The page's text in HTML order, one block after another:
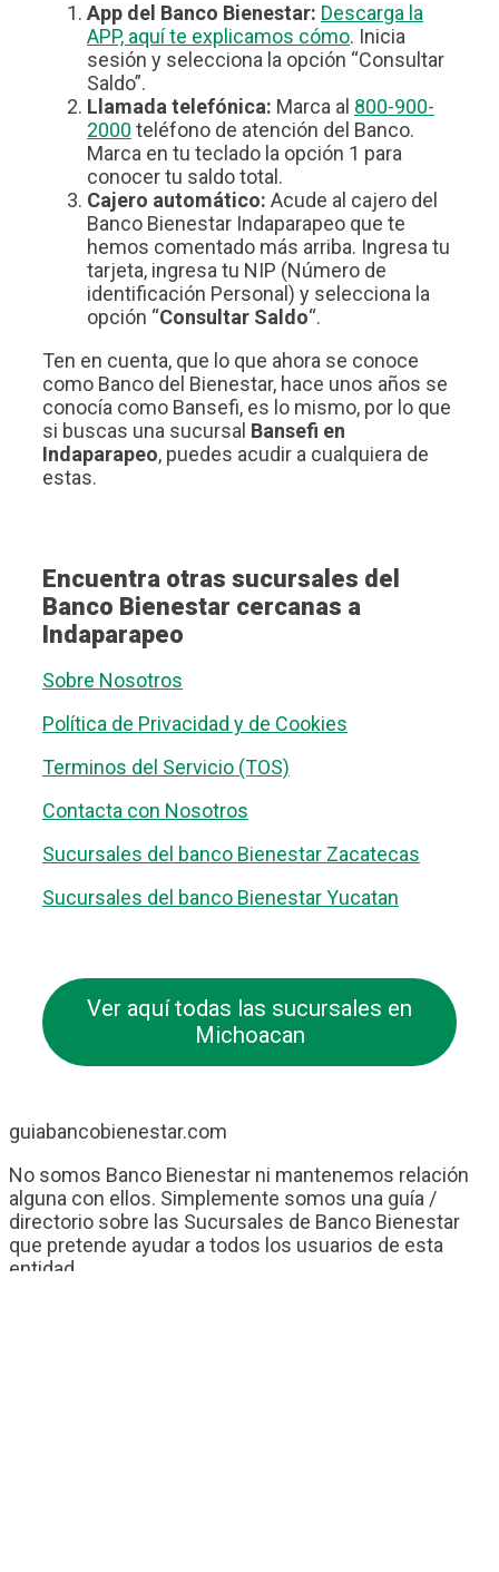
App del Banco Bienestar: Descarga la
APP, aquí te explicamos cómo. Inicia
sesión y selecciona la opción “Consultar
Saldo”.
Llamada telefónica: Marca al 800-900-
2000 teléfono de atención del Banco.
Marca en tu teclado la opción 1 para
conocer tu saldo total.
Cajero automático: Acude al cajero del
Banco Bienestar Indaparapeo que te
hemos comentado más arriba. Ingresa tu
tarjeta, ingresa tu NIP (Número de
identificación Personal) y selecciona la
opción “Consultar Saldo“.
Ten en cuenta, que lo que ahora se conoce
como Banco del Bienestar, hace unos años se
conocía como Bansefi, es lo mismo, por lo que
si buscas una sucursal Bansefi en
Indaparapeo, puedes acudir a cualquiera de
estas.
Encuentra otras sucursales del
Banco Bienestar cercanas a
Indaparapeo
Sobre Nosotros
Política de Privacidad y de Cookies
Terminos del Servicio (TOS)
Contacta con Nosotros
Sucursales del banco Bienestar Zacatecas
Sucursales del banco Bienestar Yucatan
Ver aquí todas las sucursales en
Michoacan
guiabancobienestar.com
No somos Banco Bienestar ni mantenemos relación
alguna con ellos. Simplemente somos una guía /
directorio sobre las Sucursales de Banco Bienestar
que pretende ayudar a todos los usuarios de esta
entidad.